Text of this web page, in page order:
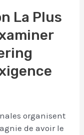
La Plus
organisent
de avoir le